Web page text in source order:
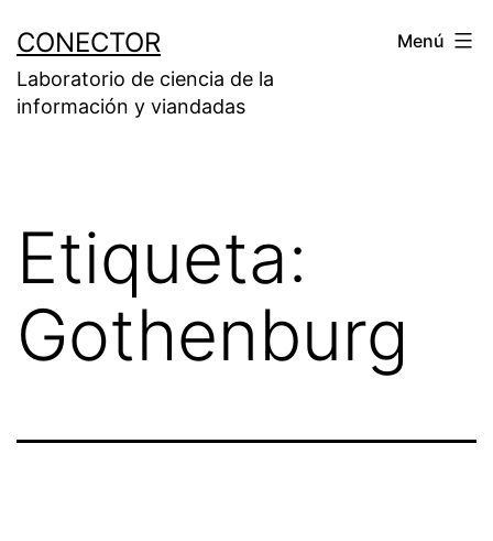
contenido
CONECTOR
Laboratorio de ciencia de la
información y viandadas
Menú
Etiqueta:
Gothenburg